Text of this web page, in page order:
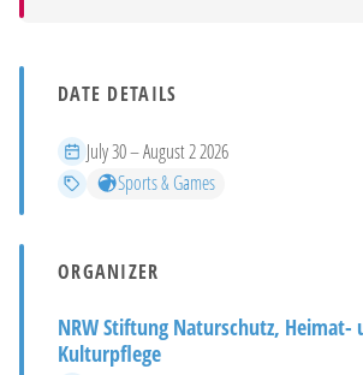
DATE DETAILS
Period
July 30 – August 2 2026
Categories
Sports & Games
ORGANIZER
NRW Stiftung Naturschutz, Heimat-
Kulturpflege